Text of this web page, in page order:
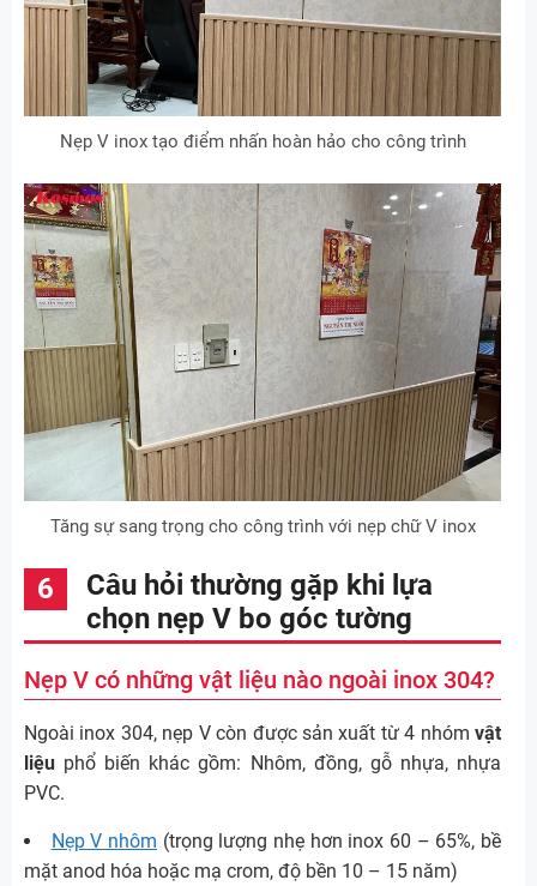
Nẹp V inox tạo điểm nhấn hoàn hảo cho công trình
Tăng sự sang trọng cho công trình với nẹp chữ V inox
Câu hỏi thường gặp khi lựa
chọn nẹp V bo góc tường
Nẹp V có những vật liệu nào ngoài inox 304?
Ngoài inox 304, nẹp V còn được sản xuất từ 4 nhóm vật
liệu phổ biến khác gồm: Nhôm, đồng, gỗ nhựa, nhựa
PVC.
Nẹp V nhôm (trọng lượng nhẹ hơn inox 60 – 65%, bề
mặt anod hóa hoặc mạ crom, độ bền 10 – 15 năm)